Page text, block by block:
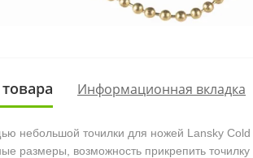
Информационная вкладка
небольшой точилки для ножей Lansky Cold
размеры, возможность прикрепить